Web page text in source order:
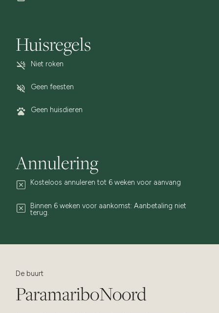
Huisregels
Niet roken
Geen feesten
Geen huisdieren
Annulering
Kosteloos annuleren tot 6 weken voor aanvang
Binnen 6 weken voor aankomst: Aanbetaling niet
terug.
De buurt
ParamariboNoord